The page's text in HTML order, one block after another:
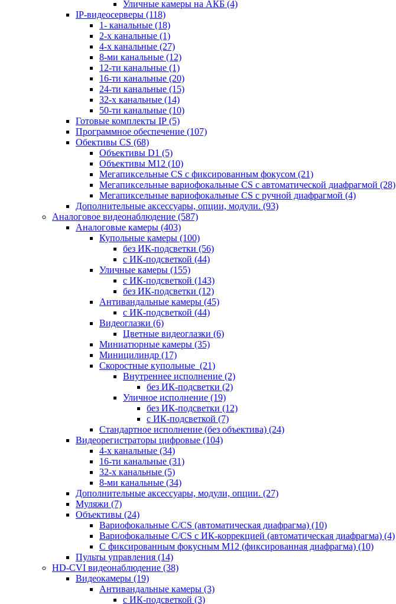
Уличные камеры на АКБ (4)
IP-видеосерверы (118)
1- канальные (18)
2-х канальные (1)
4-х канальные (27)
8-ми канальные (12)
12-ти канальные (1)
16-ти канальные (20)
24-ти канальные (15)
32-х канальные (14)
50-ти канальные (10)
Готовые комплекты IP (5)
Программное обеспечение (107)
Обективы CS (68)
Объективы D1 (5)
Объективы M12 (10)
Мегапиксельные CS c фиксированным фокусом (21)
Мегапиксельные вариофокальные CS c автоматической диафрагмой (28)
Мегапиксельные вариофокальные CS c ручной диафрагмой (4)
Дополнительные аксессуары, опции, модули. (93)
Аналоговое видеонаблюдение (587)
Аналоговые камеры (403)
Купольные камеры (100)
без ИК-подсветки (56)
с ИК-подсветкой (44)
Уличные камеры (155)
с ИК-подсветкой (143)
без ИК-подсветки (12)
Антивандальные камеры (45)
с ИК-подсветкой (44)
Видеоглазки (6)
Цветные видеоглазки (6)
Миниатюрные камеры (35)
Миницилиндр (17)
Скоростные купольные (21)
Внутреннее исполнение (2)
без ИК-подсветки (2)
Уличное исполнение (19)
без ИК-подсветки (12)
с ИК-подсветкой (7)
Стандартное исполнение (без объектива) (24)
Видеорегистраторы цифровые (104)
4-х канальные (34)
16-ти канальные (31)
32-х канальные (5)
8-ми канальные (34)
Дополнительные аксессуары, модули, опции. (27)
Муляжи (7)
Объективы (24)
Вариофокальные C/CS (автоматическая диафрагма) (10)
Вариофокальные C/CS с ИК-коррекцией (автоматическая диафрагма) (4)
С фиксированным фокусным М12 (фиксированная диафрагма) (10)
Пульты управления (14)
HD-CVI видеонаблюдение (38)
Видеокамеры (19)
Антивандальные камеры (3)
с ИК-подсветкой (3)